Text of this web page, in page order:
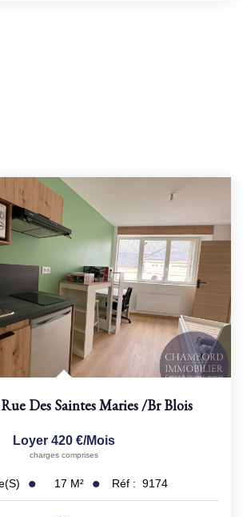
Des Saintes Maries/brBlois
Loyer 420 €/mois
charges comprises
17 M² Réf : 9174